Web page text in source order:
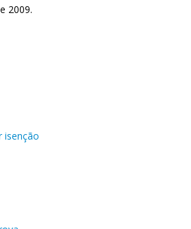
2009.
isenção